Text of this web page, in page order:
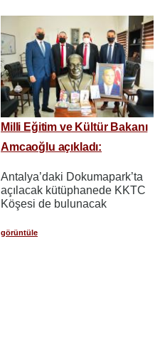
Milli Eğitim ve Kültür Bakanı
Amcaoğlu açıkladı:
Antalya’daki Dokumapark’ta
açılacak kütüphanede KKTC
Köşesi de bulunacak
görüntüle